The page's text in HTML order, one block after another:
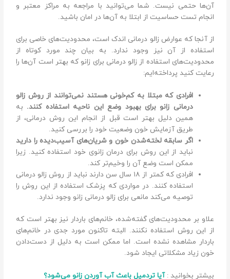
آن‌ها حتمی نیست. شما می‌توانید با مراجعه به مراکز معتبر و
انجام تست حساسیت از ابتلا‌ به آن‌ها در امان باشید.
از آنجا‌ که عوارض زالو درمانی اندک است، محدودیت‌های خاصی برای
استفاده از آن نیز وجود ندارد. به بیان چند مورد کوتاه از
محدودیت‌های استفاده از زالو درمانی برای زانو که بهتر است آن‌ها را
رعایت کنید پرداخته‌ایم:
افرادی که مبتلا ‌به کم‌خونی هستند نمی‌توانند از روش زالو
درمانی زانو برای بهبود وضع این ناحیه استفاده کنند. به
همین دلیل بهتر است قبل از انجام این روش درمانی، از
طریق آزمایش خون وضعیت خود را بررسی کنید.
اگر سابقه لخته‌شدن خون و شریان‌های آسیب‌دیده را دارید
نباید از این روش برای درمان زانوی خود استفاده کنید. زیرا
ممکن است وضع آن را وخیم‌تر کند.
افرادی که کمتر از ۱۸ سال سن دارند نباید از روش زالو درمانی
استفاده کنند. در مواردی که پزشک استفاده از این روش را
توصیه می‌کند مانعی برای زالو درمانی زانو وجود ندارد.
علاو ‌بر محدودیت‌های گفته‌شده، خانم‌های باردار نیز بهتر است که
از این روش استفاده نکنند. البته تاکنون مورد جدی در خانم‌های
باردار مشاهده نشده است. اما ممکن است به دلیل از دست‌دادن
خون زیاد مشکلاتی ایجاد شود.
بیشتر بخوانید :آیا تردمیل باعث آب آوردن زانو می‌شود؟